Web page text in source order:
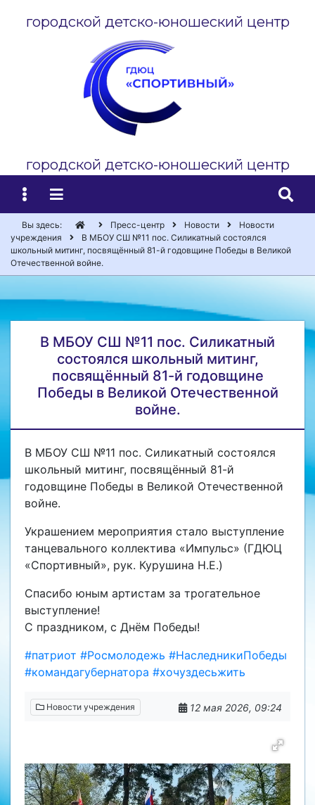
городской детско-юношеский центр
городской детско-юношеский центр
Вы здесь: Пресс-центр Новости
Новости
учреждения
В МБОУ СШ №11 пос. Силикатный состоялся
школьный митинг, посвящённый 81-й годовщине Победы в Великой
Отечественной войне.
В МБОУ СШ №11 пос. Силикатный
состоялся школьный митинг,
посвящённый 81-й годовщине
Победы в Великой Отечественной
войне.
В МБОУ СШ №11 пос. Силикатный состоялся
школьный митинг, посвящённый 81-й
годовщине Победы в Великой Отечественной
войне.
Украшением мероприятия стало выступление
танцевального коллектива «Импульс» (ГДЮЦ
«Спортивный», рук. Курушина Н.Е.)
Спасибо юным артистам за трогательное
выступление!
С праздником, с Днём Победы!
#патриот #Росмолодежь #НаследникиПобеды
#командагубернатора #хочуздесьжить
12 мая 2026, 09:24
Новости учреждения